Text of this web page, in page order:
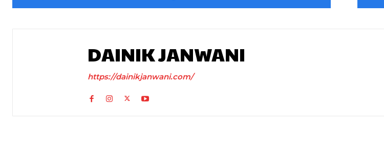
DAINIK JANWANI
https://dainikjanwani.com/